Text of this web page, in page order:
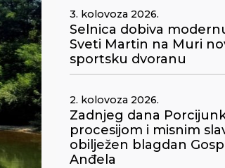
3. kolovoza 2026.
Selnica dobiva
Sveti Martin na Muri
sportsku dvoranu
2. kolovoza 2026.
Zadnjeg dana
procesijom i misnim
obilježen blagdan
Anđela